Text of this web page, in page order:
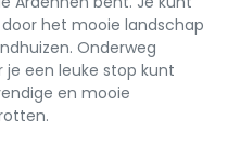
het mooie landschap
Onderweg
je een leuke stop kunt
en mooie